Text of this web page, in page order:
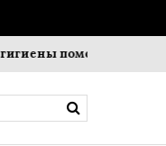
сохранить